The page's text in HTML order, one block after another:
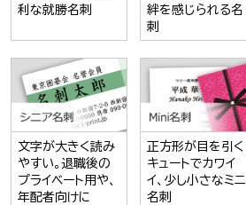
利な就勝名刺
絆を感じられる名
刺
文字が大きく読み
やすい。退職後の
プライベート用や、
年配者向けに
正方形が目を引く
キュートでカワイ
イ、少し小さなミニ
名刺